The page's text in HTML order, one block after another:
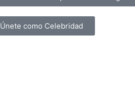
Únete como Celebridad